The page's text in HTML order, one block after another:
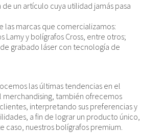
un artículo cuya utilidad jamás pasa
las marcas que comercializamos:
Lamy y bolígrafos Cross, entre otros;
grabado láser con tecnología de
las últimas tendencias en el
también ofrecemos
interpretando sus preferencias y
a fin de lograr un producto único,
caso, nuestros bolígrafos premium.